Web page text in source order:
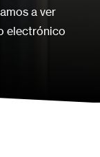
a ver
electrónico